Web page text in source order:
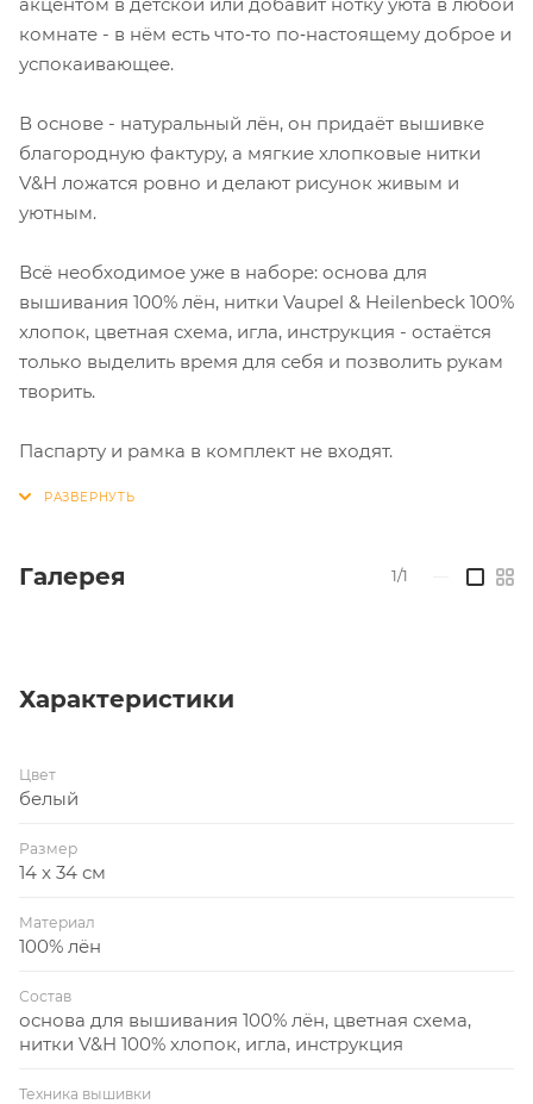
комнате - в нём есть что‑то по‑настоящему доброе и
успокаивающее.
В основе - натуральный лён, он придаёт вышивке
благородную фактуру, а мягкие хлопковые нитки
V&H ложатся ровно и делают рисунок живым и
уютным.
Всё необходимое уже в наборе: основа для
вышивания 100% лён, нитки Vaupel & Heilenbeck 100%
хлопок, цветная схема, игла, инструкция - остаётся
только выделить время для себя и позволить рукам
творить.
Паспарту и рамка в комплект не входят.
Галерея 1/1
Характеристики
Цвет
белый
Размер
14 x 34 см
Материал
100% лён
Состав
основа для вышивания 100% лён, цветная схема,
нитки V&H 100% хлопок, игла, инструкция
Техника вышивки